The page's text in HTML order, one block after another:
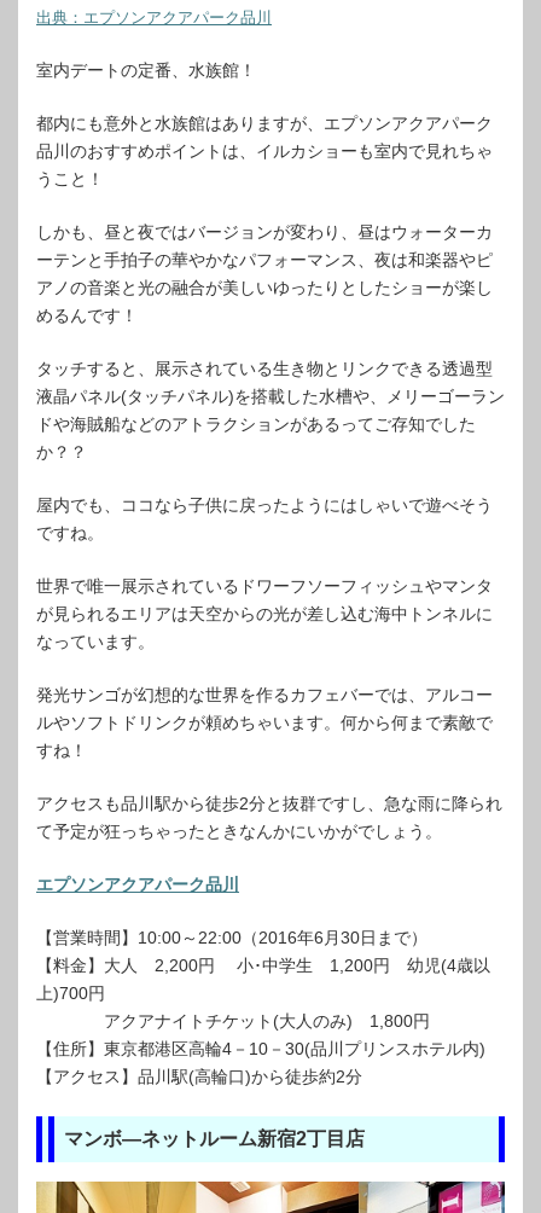
出典：エプソンアクアパーク品川
室内デートの定番、水族館！
都内にも意外と水族館はありますが、エプソンアクアパーク
品川のおすすめポイントは、イルカショーも室内で見れちゃ
うこと！
しかも、昼と夜ではバージョンが変わり、昼はウォーターカ
ーテンと手拍子の華やかなパフォーマンス、夜は和楽器やピ
アノの音楽と光の融合が美しいゆったりとしたショーが楽し
めるんです！
タッチすると、展示されている生き物とリンクできる透過型
液晶パネル(タッチパネル)を搭載した水槽や、メリーゴーラン
ドや海賊船などのアトラクションがあるってご存知でした
か？？
屋内でも、ココなら子供に戻ったようにはしゃいで遊べそう
ですね。
世界で唯一展示されているドワーフソーフィッシュやマンタ
が見られるエリアは天空からの光が差し込む海中トンネルに
なっています。
発光サンゴが幻想的な世界を作るカフェバーでは、アルコー
ルやソフトドリンクが頼めちゃいます。何から何まで素敵で
すね！
アクセスも品川駅から徒歩2分と抜群ですし、急な雨に降られ
て予定が狂っちゃったときなんかにいかがでしょう。
エプソンアクアパーク品川
【営業時間】10:00～22:00（2016年6月30日まで）
【料金】大人 2,200円 小･中学生 1,200円 幼児(4歳以
上)700円
アクアナイトチケット(大人のみ) 1,800円
【住所】東京都港区高輪4－10－30(品川プリンスホテル内)
【アクセス】品川駅(高輪口)から徒歩約2分
マンボ―ネットルーム新宿2丁目店